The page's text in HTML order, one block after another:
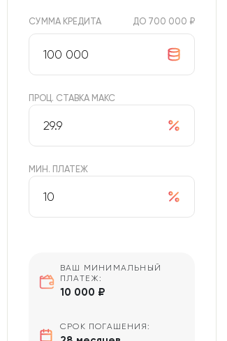
СУММА КРЕДИТА ДО 700 000 ₽
ПРОЦ. СТАВКА МАКС
МИН. ПЛАТЕЖ
ВАШ МИНИМАЛЬНЫЙ
ПЛАТЕЖ:
10 000 ₽
СРОК ПОГАШЕНИЯ: